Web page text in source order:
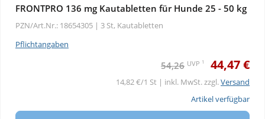
FRONTPRO 136 mg Kautabletten für Hunde 25 - 50 kg
PZN/Art.Nr.: 18654305 | 3 St, Kautabletten
Pflichtangaben
54,26 UVP 1 44,47 €
14,82 €/1 St | inkl. MwSt. zzgl.Versand
Artikel verfügbar